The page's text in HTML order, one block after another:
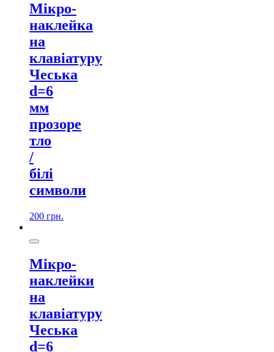
Мікро-
наклейка
на
клавіатуру
Чеська
d=6
мм
прозоре
тло
/
білі
символи
200 грн.
Мікро-
наклейки
на
клавіатуру
Чеська
d=6